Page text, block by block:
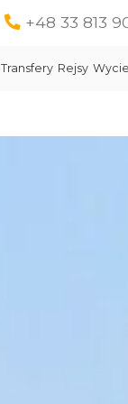
+48 33 813
Transfery Rejsy